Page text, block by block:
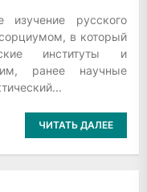
изучение русского
в который
институты и
ранее научные
ЧИТАТЬ ДАЛЕЕ